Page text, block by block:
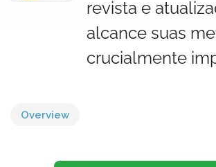
revista e
alcance suas
crucialmente
Overview